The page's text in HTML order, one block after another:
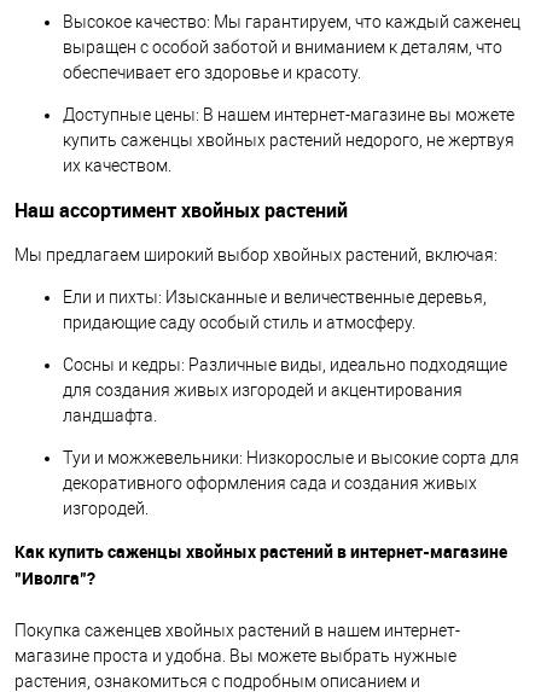
Высокое качество: Мы гарантируем, что каждый саженец
выращен с особой заботой и вниманием к деталям, что
обеспечивает его здоровье и красоту.
Доступные цены: В нашем интернет-магазине вы можете
купить саженцы хвойных растений недорого, не жертвуя
их качеством.
Наш ассортимент хвойных растений
Мы предлагаем широкий выбор хвойных растений, включая:
Ели и пихты: Изысканные и величественные деревья,
придающие саду особый стиль и атмосферу.
Сосны и кедры: Различные виды, идеально подходящие
для создания живых изгородей и акцентирования
ландшафта.
Туи и можжевельники: Низкорослые и высокие сорта для
декоративного оформления сада и создания живых
изгородей.
Как купить саженцы хвойных растений в интернет-магазине
"Иволга"?
Покупка саженцев хвойных растений в нашем интернет-
магазине проста и удобна. Вы можете выбрать нужные
растения, ознакомиться с подробным описанием и